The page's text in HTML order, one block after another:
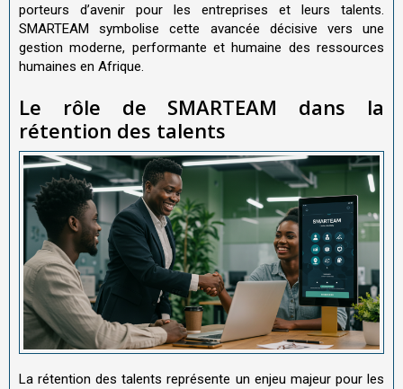
porteurs d’avenir pour les entreprises et leurs talents.
SMARTEAM symbolise cette avancée décisive vers une
gestion moderne, performante et humaine des ressources
humaines en Afrique.
Le rôle de SMARTEAM dans la
rétention des talents
La rétention des talents représente un enjeu majeur pour les